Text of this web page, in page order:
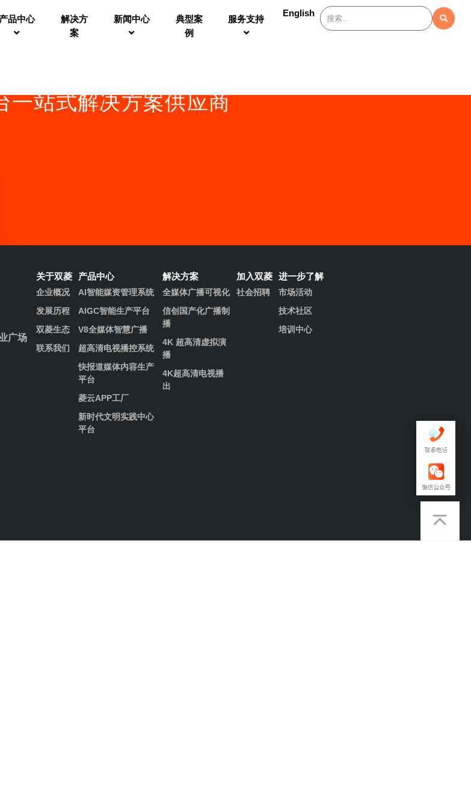
产品中心
解决方
案
新闻中心
典型案
例
服务支持
English
一站式解决方案供应商
广场
关于双菱
企业概况
发展历程​
双菱生态
联系我们
产品中心
AI智能媒资管理系统
AIGC智能生产平台
V8全媒体智慧广播
超高清电视播控系统
快报道媒体内容生产
平台
菱云APP工厂
新时代文明实践中心
平台
解决方案
全媒体广播可视化
信创国产化广播制
播
4K 超高清虚拟演
播
4K超高清电视播
出
加入双菱
社会招聘
进一步了解
市场活动
技术社区
培训中心